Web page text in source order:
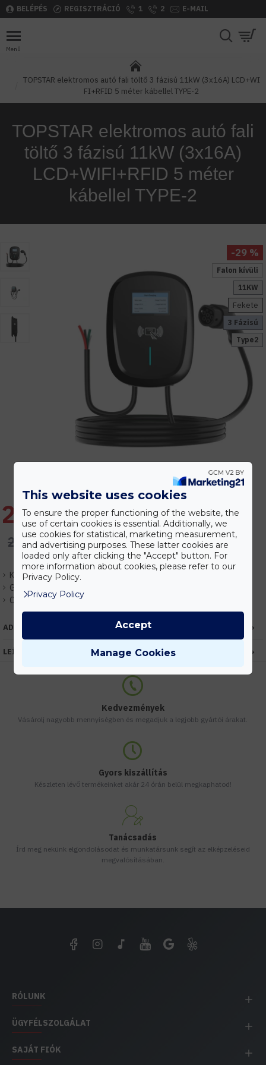
BELÉPÉS REGISZTRÁCIÓ 1 2 E-MAIL
TOPSTAR elektromos autó fali töltő 3 fázisú 11kW (3x16A) LCD+WI
FI+RFID 5 méter kábellel TYPE-2
TOPSTAR elektromos autó fali
töltő 3 fázisú 11kW (3x16A)
LCD+WIFI+RFID 5 méter
kábellel TYPE-2
Falon kívüli
11KW
Fekete
3 Fázisú
Type2
-29 %
Készlet:Várhatóan 1-3 nap
Gyártó:
Cikkszám:EHTSEUG1RAPPRFID5M-BL
209.550 Ft
294.640 Ft
ADATOK
LEÍRÁS
Kedvezmények
Vásárolj nagyobb mennyiségben és megadjuk a legjobb gyártói árakat.
Gyors kiszállítás
Készleten lévő termékeinket akár 24 órán belül megkaphatod!
Tanácsadás
Írd meg nekünk elgondolásodat és munkatársunk segít az elképzeléseid
megvalósításában.
RÓLUNK
ÜGYFÉLSZOLGÁLAT
SAJÁT FIÓK
This website uses cookies
To ensure the proper functioning of the website, the
use of certain cookies is essential. Additionally, we
use cookies for statistical, marketing measurement,
and advertising purposes. These latter cookies are
loaded only after clicking the "Accept" button. For
more information about cookies, please refer to our
Privacy Policy.
Privacy Policy
Manage Cookies
Accept